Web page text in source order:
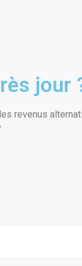
jour
revenus